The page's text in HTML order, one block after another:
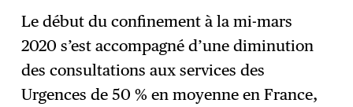
Le début du confinement à la mi-mars
2020 s’est accompagné d’une diminution
des consultations aux services des
Urgences de 50 % en moyenne en France,